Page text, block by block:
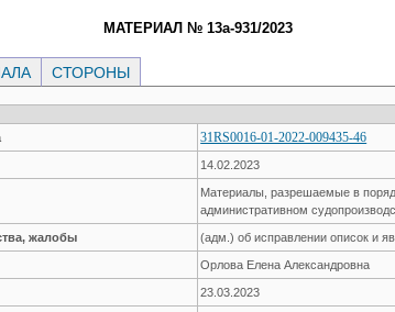
МАТЕРИАЛ № 13а-931/2023
СТОРОНЫ
31RS0016-01-2022-009435-46
14.02.2023
Материалы, разрешаемые в
административном
жалобы (адм.) об исправлении описок и
Орлова Елена Александровна
23.03.2023